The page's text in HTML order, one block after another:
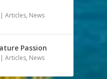
|Articles, News
Passion
|Articles, News